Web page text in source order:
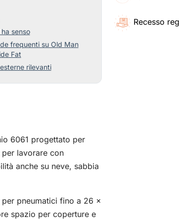
Recesso
senso
frequenti su Old Man
Fat
rilevanti
6061 progettato per
lavorare con
anche su neve, sabbia
pneumatici fino a 26 x
spazio per coperture e